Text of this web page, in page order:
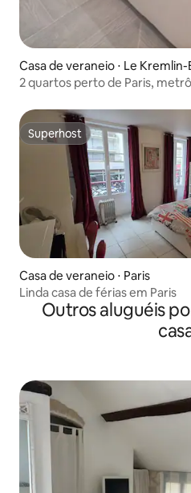
Casa de veraneio ⋅ Le
2 quartos perto de Paris,
Superhost
Superhost
Casa de veraneio ⋅ Paris
Linda casa de férias em Paris
Outros aluguéis